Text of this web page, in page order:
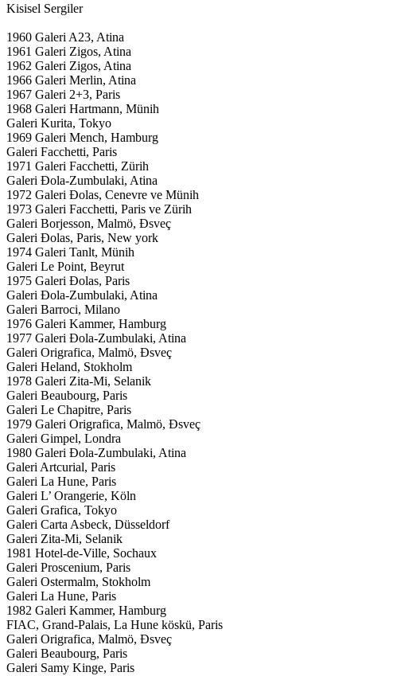
Kisisel Sergiler
1960 Galeri A23, Atina
1961 Galeri Zigos, Atina
1962 Galeri Zigos, Atina
1966 Galeri Merlin, Atina
1967 Galeri 2+3, Paris
1968 Galeri Hartmann, Münih
Galeri Kurita, Tokyo
1969 Galeri Mench, Hamburg
Galeri Facchetti, Paris
1971 Galeri Facchetti, Zürih
Galeri Đola-Zumbulaki, Atina
1972 Galeri Đolas, Cenevre ve Münih
1973 Galeri Facchetti, Paris ve Zürih
Galeri Borjesson, Malmö, Đsveç
Galeri Đolas, Paris, New york
1974 Galeri Tanlt, Münih
Galeri Le Point, Beyrut
1975 Galeri Đolas, Paris
Galeri Đola-Zumbulaki, Atina
Galeri Barroci, Milano
1976 Galeri Kammer, Hamburg
1977 Galeri Đola-Zumbulaki, Atina
Galeri Origrafica, Malmö, Đsveç
Galeri Heland, Stokholm
1978 Galeri Zita-Mi, Selanik
Galeri Beaubourg, Paris
Galeri Le Chapitre, Paris
1979 Galeri Origrafica, Malmö, Đsveç
Galeri Gimpel, Londra
1980 Galeri Đola-Zumbulaki, Atina
Galeri Artcurial, Paris
Galeri La Hune, Paris
Galeri L’ Orangerie, Köln
Galeri Grafica, Tokyo
Galeri Carta Asbeck, Düsseldorf
Galeri Zita-Mi, Selanik
1981 Hotel-de-Ville, Sochaux
Galeri Proscenium, Paris
Galeri Ostermalm, Stokholm
Galeri La Hune, Paris
1982 Galeri Kammer, Hamburg
FIAC, Grand-Palais, La Hune köskü, Paris
Galeri Origrafica, Malmö, Đsveç
Galeri Beaubourg, Paris
Galeri Samy Kinge, Paris